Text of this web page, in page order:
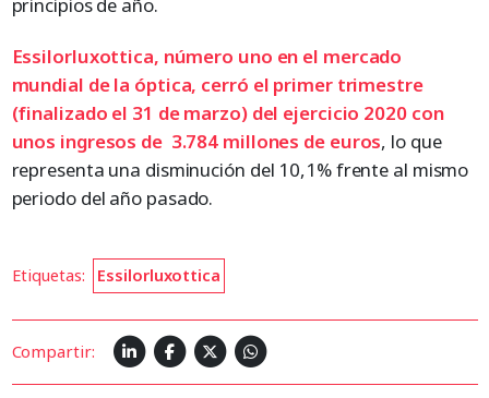
Essilorluxottica, número uno en el mercado
mundial de la óptica, cerró el primer trimestre
(finalizado el 31 de marzo) del ejercicio 2020 con
unos ingresos de 3.784 millones de euros, lo que
representa una disminución del 10,1% frente al mismo
periodo del año pasado.
Etiquetas: Essilorluxottica
Compartir: